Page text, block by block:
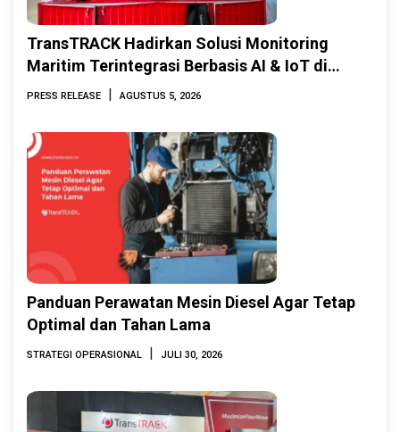
TransTRACK Hadirkan Solusi Monitoring
Maritim Terintegrasi Berbasis AI & IoT di
Indonesia Marine & Offshore Expo (IMOX)
PRESS RELEASE | AGUSTUS 5, 2026
Panduan Perawatan Mesin Diesel Agar Tetap
Optimal dan Tahan Lama
STRATEGI OPERASIONAL | JULI 30, 2026